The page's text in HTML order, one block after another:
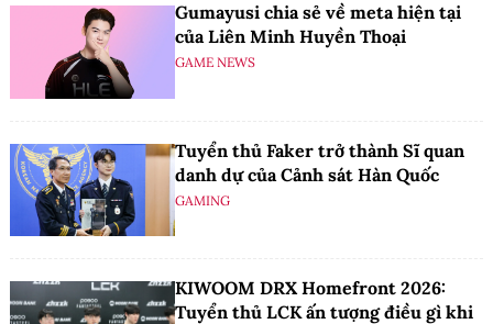
Gumayusi chia sẻ về meta hiện tại
của Liên Minh Huyền Thoại
GAME NEWS
Tuyển thủ Faker trở thành Sĩ quan
danh dự của Cảnh sát Hàn Quốc
GAMING
KIWOOM DRX Homefront 2026:
Tuyển thủ LCK ấn tượng điều gì khi